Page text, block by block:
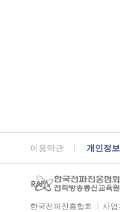
이용약관 개인정
한국전파진흥협회 사업